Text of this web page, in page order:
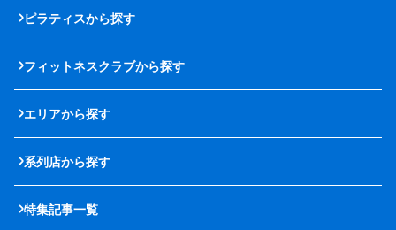
ピラティスから探す
フィットネスクラブから探す
エリアから探す
系列店から探す
特集記事一覧